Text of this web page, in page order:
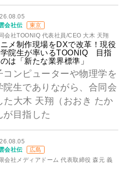
会社伝
東京
会社TOONIQ 代表社員/CEO 大木 天翔
メ制作現場をDXで改革！現役
院生が率いるTOONIQ 目指
は「新たな業界標準」
ンピューターや物理学を
生でありながら、合同会
大木 天翔（おおき たか
が目指した
会社伝
広島
会社メディアドーム 代表取締役 森元 義